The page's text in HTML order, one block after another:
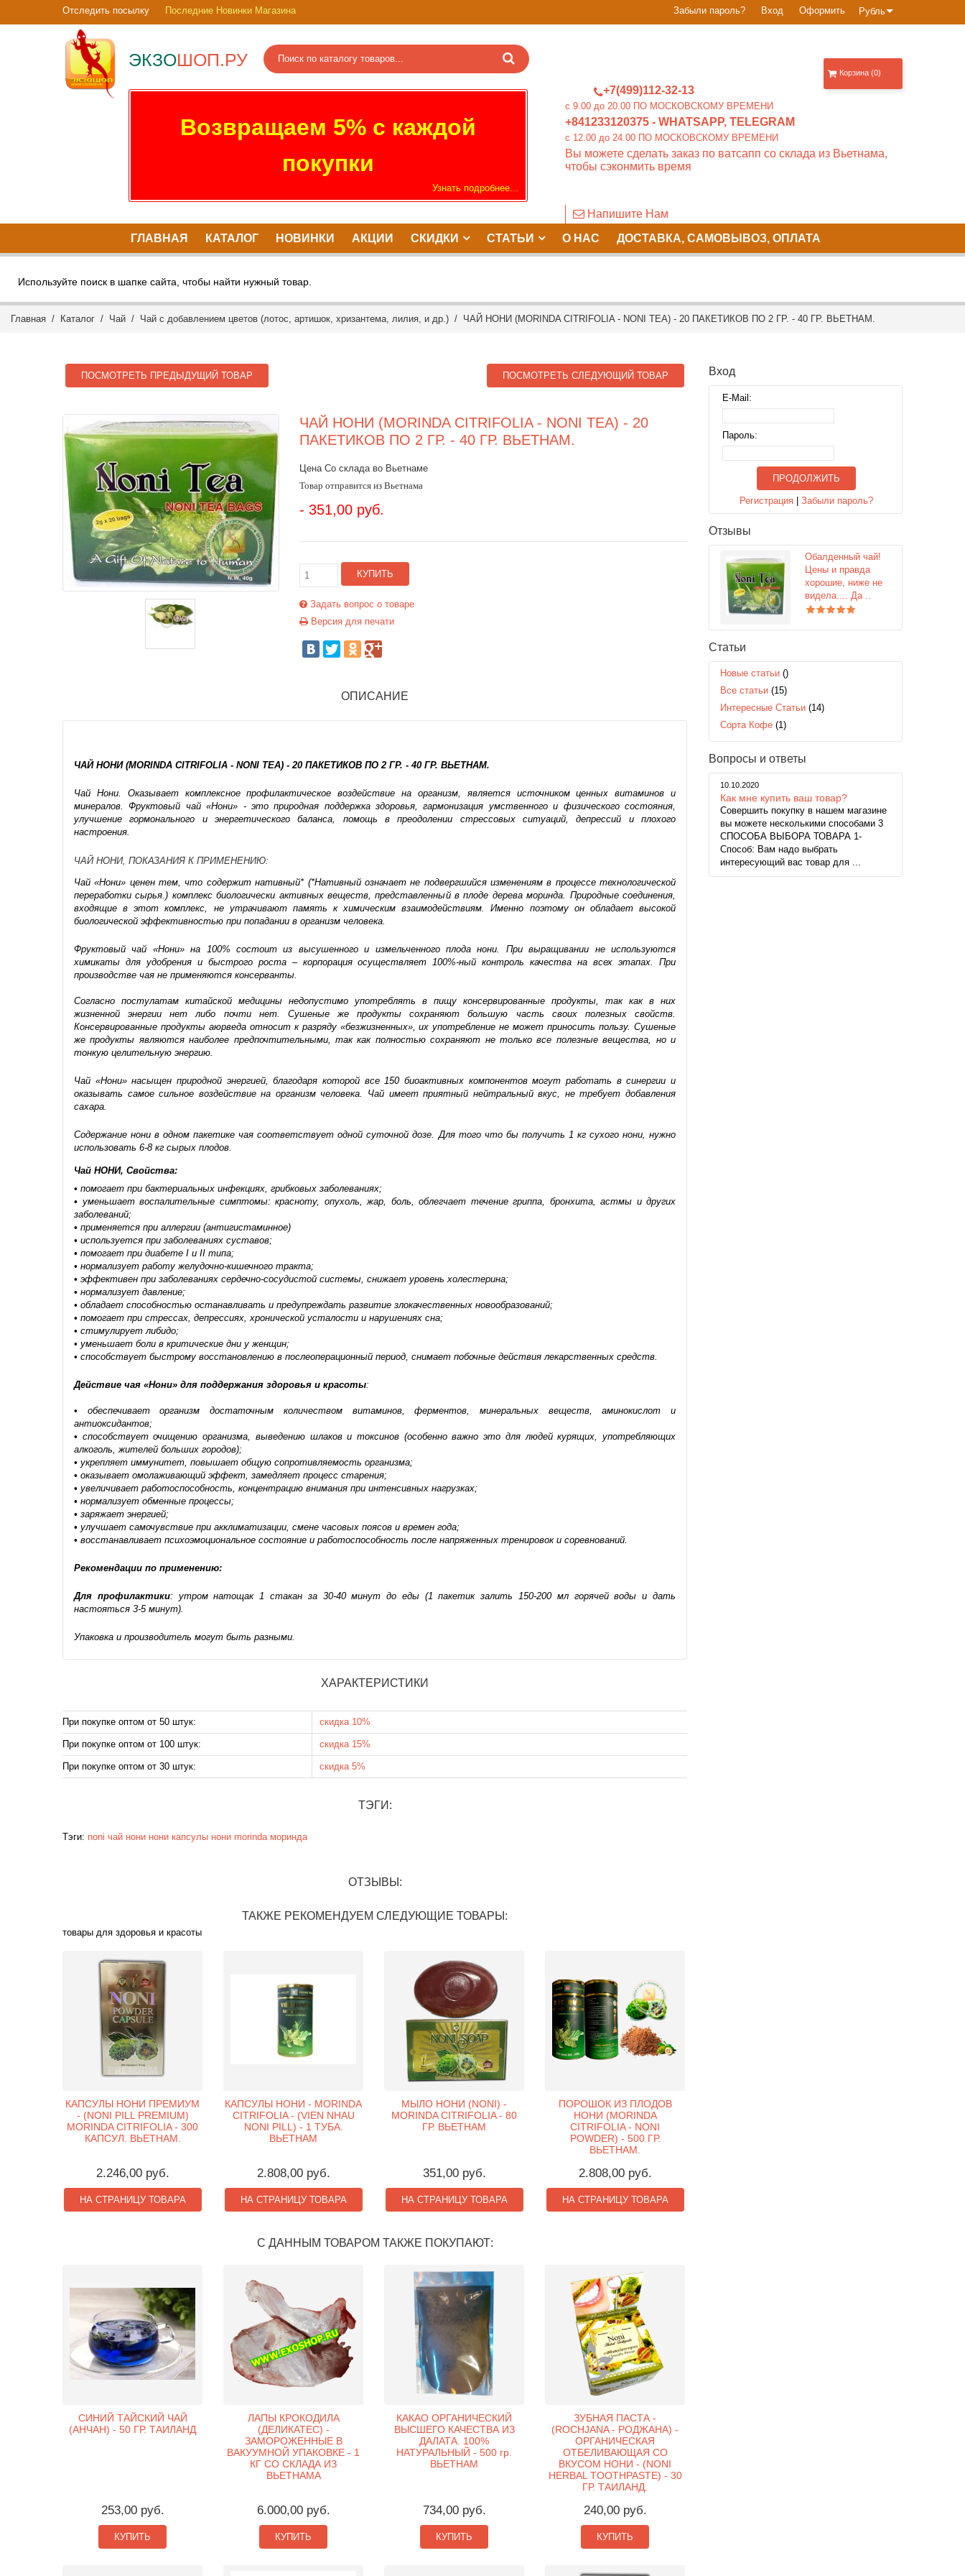
Рубль
Забыли пароль? Вход Оформить
Отследить посылку Последние Новинки Магазина
ЭКЗОШОП.РУ
+7(499)112-32-13
c 9.00 до 20.00 ПО МОСКОВСКОМУ ВРЕМЕНИ
+841233120375 - WHATSAPP, TELEGRAM
c 12.00 до 24.00 ПО МОСКОВСКОМУ ВРЕМЕНИ
Вы можете сделать заказ по ватсапп со склада из Вьетнама,
чтобы сэконмить время
Напишите Нам
Возвращаем 5% с каждой
покупки
Узнать подробнее...
Корзина (0)
ГЛАВНАЯ КАТАЛОГ НОВИНКИ АКЦИИ СКИДКИ СТАТЬИ О НАС ДОСТАВКА, САМОВЫВОЗ, ОПЛАТА
Используйте поиск в шапке сайта, чтобы найти нужный товар.
Главная / Каталог / Чай / Чай с добавлением цветов (лотос, артишок, хризантема, лилия, и др.) / ЧАЙ НОНИ (MORINDA CITRIFOLIA - NONI TEA) - 20 ПАКЕТИКОВ ПО 2 ГР. - 40 ГР. ВЬЕТНАМ.
ПОСМОТРЕТЬ ПРЕДЫДУЩИЙ ТОВАР ПОСМОТРЕТЬ СЛЕДУЮЩИЙ ТОВАР
ЧАЙ НОНИ (MORINDA CITRIFOLIA - NONI TEA) - 20
ПАКЕТИКОВ ПО 2 ГР. - 40 ГР. ВЬЕТНАМ.
Цена Со склада во Вьетнаме
Товар отправится из Вьетнама
- 351,00 руб.
КУПИТЬ
Задать вопрос о товаре
Версия для печати
ОПИСАНИЕ
ЧАЙ НОНИ (MORINDA CITRIFOLIA - NONI TEA) - 20 ПАКЕТИКОВ ПО 2 ГР. - 40 ГР. ВЬЕТНАМ.
Чай Нони. Оказывает комплексное профилактическое воздействие на организм, является источником ценных витаминов и
минералов. Фруктовый чай «Нони» - это природная поддержка здоровья, гармонизация умственного и физического состояния,
улучшение гормонального и энергетического баланса, помощь в преодолении стрессовых ситуаций, депрессий и плохого
настроения.
ЧАЙ НОНИ, ПОКАЗАНИЯ К ПРИМЕНЕНИЮ:
Чай «Нони» ценен тем, что содержит нативный* (*Нативный означает не подвергшийся изменениям в процессе технологической
переработки сырья.) комплекс биологически активных веществ, представленный в плоде дерева моринда. Природные соединения,
входящие в этот комплекс, не утрачивают память к химическим взаимодействиям. Именно поэтому он обладает высокой
биологической эффективностью при попадании в организм человека.
Фруктовый чай «Нони» на 100% состоит из высушенного и измельченного плода нони. При выращивании не используются
химикаты для удобрения и быстрого роста – корпорация осуществляет 100%-ный контроль качества на всех этапах. При
производстве чая не применяются консерванты.
Согласно постулатам китайской медицины недопустимо употреблять в пищу консервированные продукты, так как в них
жизненной энергии нет либо почти нет. Сушеные же продукты сохраняют большую часть своих полезных свойств.
Консервированные продукты аюрведа относит к разряду «безжизненных», их употребление не может приносить пользу. Сушеные
же продукты являются наиболее предпочтительными, так как полностью сохраняют не только все полезные вещества, но и
тонкую целительную энергию.
Чай «Нони» насыщен природной энергией, благодаря которой все 150 биоактивных компонентов могут работать в синергии и
оказывать самое сильное воздействие на организм человека. Чай имеет приятный нейтральный вкус, не требует добавления
сахара.
Содержание нони в одном пакетике чая соответствует одной суточной дозе. Для того что бы получить 1 кг сухого нони, нужно
использовать 6-8 кг сырых плодов.
Чай НОНИ, Свойства:
• помогает при бактериальных инфекциях, грибковых заболеваниях;
• уменьшает воспалительные симптомы: красноту, опухоль, жар, боль, облегчает течение гриппа, бронхита, астмы и других
заболеваний;
• применяется при аллергии (антигистаминное)
• используется при заболеваниях суставов;
• помогает при диабете I и II типа;
• нормализует работу желудочно-кишечного тракта;
• эффективен при заболеваниях сердечно-сосудистой системы, снижает уровень холестерина;
• нормализует давление;
• обладает способностью останавливать и предупреждать развитие злокачественных новообразований;
• помогает при стрессах, депрессиях, хронической усталости и нарушениях сна;
• стимулирует либидо;
• уменьшает боли в критические дни у женщин;
• способствует быстрому восстановлению в послеоперационный период, снимает побочные действия лекарственных средств.
Действие чая «Нони» для поддержания здоровья и красоты:
• обеспечивает организм достаточным количеством витаминов, ферментов, минеральных веществ, аминокислот и
антиоксидантов;
• способствует очищению организма, выведению шлаков и токсинов (особенно важно это для людей курящих, употребляющих
алкоголь, жителей больших городов);
• укрепляет иммунитет, повышает общую сопротивляемость организма;
• оказывает омолаживающий эффект, замедляет процесс старения;
• увеличивает работоспособность, концентрацию внимания при интенсивных нагрузках;
• нормализует обменные процессы;
• заряжает энергией;
• улучшает самочувствие при акклиматизации, смене часовых поясов и времен года;
• восстанавливает психоэмоциональное состояние и работоспособность после напряженных тренировок и соревнований.
Рекомендации по применению:
Для профилактики: утром натощак 1 стакан за 30-40 минут до еды (1 пакетик залить 150-200 мл горячей воды и дать
настояться 3-5 минут).
Упаковка и производитель могут быть разными.
ХАРАКТЕРИСТИКИ
При покупке оптом от 50 штук: скидка 10%
При покупке оптом от 100 штук: скидка 15%
При покупке оптом от 30 штук: скидка 5%
ТЭГИ:
Тэги: noni чай нони нони капсулы нони morinda моринда
ОТЗЫВЫ:
ТАКЖЕ РЕКОМЕНДУЕМ СЛЕДУЮЩИЕ ТОВАРЫ:
товары для здоровья и красоты
КАПСУЛЫ НОНИ ПРЕМИУМ
- (NONI PILL PREMIUM)
MORINDA CITRIFOLIA - 300
КАПСУЛ. ВЬЕТНАМ.
2.246,00 руб.
НА СТРАНИЦУ ТОВАРА
КАПСУЛЫ НОНИ - MORINDA
CITRIFOLIA - (VIEN NHAU
NONI PILL) - 1 ТУБА.
ВЬЕТНАМ
2.808,00 руб.
НА СТРАНИЦУ ТОВАРА
МЫЛО НОНИ (NONI) -
MORINDA CITRIFOLIA - 80
ГР. ВЬЕТНАМ
351,00 руб.
НА СТРАНИЦУ ТОВАРА
ПОРОШОК ИЗ ПЛОДОВ
НОНИ (MORINDA
CITRIFOLIA - NONI
POWDER) - 500 ГР.
ВЬЕТНАМ.
2.808,00 руб.
НА СТРАНИЦУ ТОВАРА
С ДАННЫМ ТОВАРОМ ТАКЖЕ ПОКУПАЮТ:
СИНИЙ ТАЙСКИЙ ЧАЙ
(АНЧАН) - 50 ГР. ТАИЛАНД
253,00 руб.
КУПИТЬ
ЛАПЫ КРОКОДИЛА
(ДЕЛИКАТЕС) -
ЗАМОРОЖЕННЫЕ В
ВАКУУМНОЙ УПАКОВКЕ - 1
КГ СО СКЛАДА ИЗ
ВЬЕТНАМА
6.000,00 руб.
КУПИТЬ
КАКАО ОРГАНИЧЕСКИЙ
ВЫСШЕГО КАЧЕСТВА ИЗ
ДАЛАТА. 100%
НАТУРАЛЬНЫЙ - 500 гр.
ВЬЕТНАМ
734,00 руб.
КУПИТЬ
ЗУБНАЯ ПАСТА -
(ROCHJANA - РОДЖАНА) -
ОРГАНИЧЕСКАЯ
ОТБЕЛИВАЮЩАЯ СО
ВКУСОМ НОНИ - (NONI
HERBAL TOOTHPASTE) - 30
ГР. ТАИЛАНД.
240,00 руб.
КУПИТЬ
Вход
E-Mail:
Пароль:
ПРОДОЛЖИТЬ
Регистрация |Забыли пароль?
Отзывы
Обалденный чай!
Цены и правда
хорошие, ниже не
видела.... Да ..
Статьи
Новые статьи ()
Все статьи (15)
Интересные Статьи (14)
Сорта Кофе (1)
Вопросы и ответы
10.10.2020
Как мне купить ваш товар?
Совершить покупку в нашем магазине
вы можете несколькими способами 3
СПОСОБА ВЫБОРА ТОВАРА 1-
Способ: Вам надо выбрать
интересующий вас товар для ...